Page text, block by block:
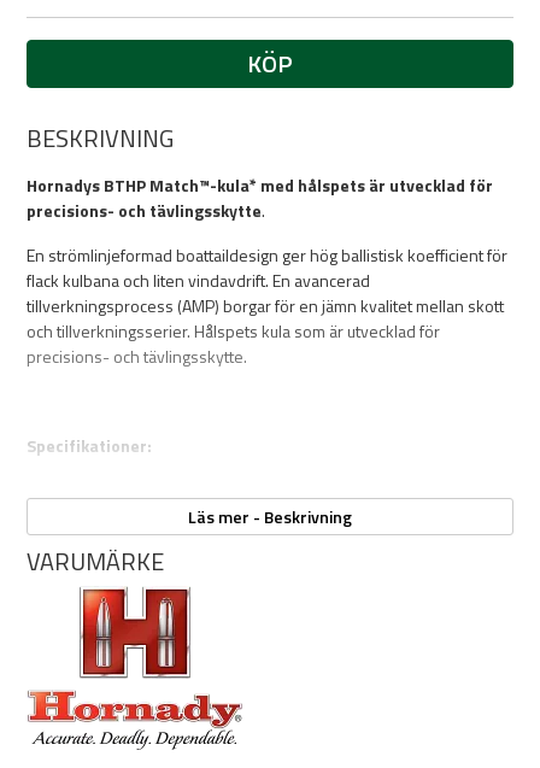
KÖP
BESKRIVNING
Hornadys BTHP Match™-kula* med hålspets är utvecklad för
precisions- och tävlingsskytte.
En strömlinjeformad boattaildesign ger hög ballistisk koefficient för
flack kulbana och liten vindavdrift. En avancerad
tillverkningsprocess (AMP) borgar för en jämn kvalitet mellan skott
och tillverkningsserier. Hålspets kula som är utvecklad för
precisions- och tävlingsskytte.
Specifikationer:
Produktserie: Match
Sectional Densisty / SD: .148
Ballistisk Koefficient / BC (G1): .229
Kaliber (kula): 22 Cal. .224
Läs mer - Beskrivning
VARUMÄRKE